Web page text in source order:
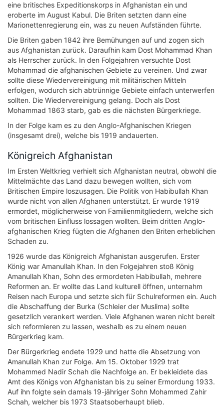
eine britisches Expeditionskorps in Afghanistan ein und
eroberte im August Kabul. Die Briten setzten dann eine
Marionettenregierung ein, was zu neuen Aufständen führte.
Die Briten gaben 1842 ihre Bemühungen auf und zogen sich
aus Afghanistan zurück. Daraufhin kam Dost Mohammad Khan
als Herrscher zurück. In den Folgejahren versuchte Dost
Mohammad die afghanischen Gebiete zu vereinen. Und zwar
sollte diese Wiedervereinigung mit militärischen Mitteln
erfolgen, wodurch sich abtrünnige Gebiete einfach unterwerfen
sollten. Die Wiedervereinigung gelang. Doch als Dost
Mohammad 1863 starb, gab es die nächsten Bürgerkriege.
In der Folge kam es zu den Anglo-Afghanischen Kriegen
(insgesamt drei), welche bis 1919 andauerten.
Königreich Afghanistan
Im Ersten Weltkrieg verhielt sich Afghanistan neutral, obwohl die
Mittelmächte das Land dazu bewegen wollten, sich vom
Britischen Empire loszusagen. Die Politik von Habibullah Khan
wurde nicht von allen Afghanen unterstützt. Er wurde 1919
ermordet, möglicherweise von Familienmitgliedern, welche sich
vom britischen Einfluss lossagen wollten. Beim dritten Anglo-
afghanischen Krieg fügten die Afghanen den Briten erheblichen
Schaden zu.
1926 wurde das Königreich Afghanistan ausgerufen. Erster
König war Amanullah Khan. In den Folgejahren stoß König
Amanullah Khan, Sohn des ermordeten Habibullah, mehrere
Reformen an. Er wollte das Land kulturell öffnen, unternahm
Reisen nach Europa und setzte sich für Schulreformen ein. Auch
die Abschaffung der Burka (Schleier der Muslima) sollte
gesetzlich verankert werden. Viele Afghanen waren nicht bereit
sich reformieren zu lassen, weshalb es zu einem neuen
Bürgerkrieg kam.
Der Bürgerkrieg endete 1929 und hatte die Absetzung von
Amanullah Khan zur Folge. Am 15. Oktober 1929 trat
Mohammed Nadir Schah die Nachfolge an. Er bekleidete das
Amt des Königs von Afghanistan bis zu seiner Ermordung 1933.
Auf ihn folgte sein damals 19-jähriger Sohn Mohammed Zahir
Schah, welcher bis 1973 Staatsoberhaupt blieb.